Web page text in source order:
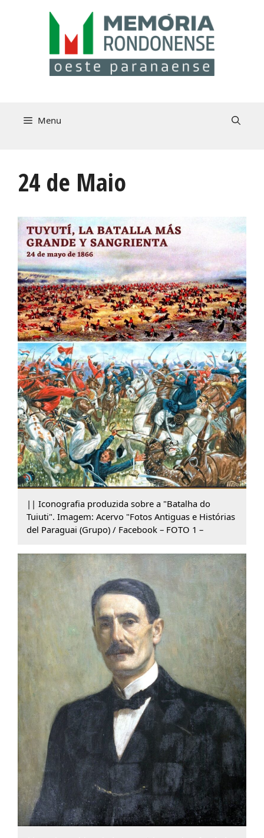
Menu
24 de Maio
|| Iconografia produzida sobre a "Batalha do
Tuiuti". Imagem: Acervo "Fotos Antiguas e Histórias
del Paraguai (Grupo) / Facebook – FOTO 1 –